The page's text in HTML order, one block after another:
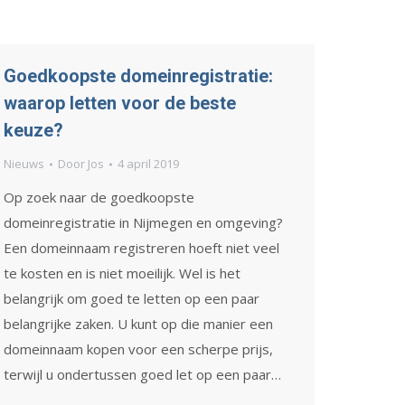
Goedkoopste domeinregistratie:
waarop letten voor de beste
keuze?
Nieuws Door Jos 4 april 2019
Op zoek naar de goedkoopste
domeinregistratie in Nijmegen en omgeving?
Een domeinnaam registreren hoeft niet veel
te kosten en is niet moeilijk. Wel is het
belangrijk om goed te letten op een paar
belangrijke zaken. U kunt op die manier een
domeinnaam kopen voor een scherpe prijs,
terwijl u ondertussen goed let op een paar…